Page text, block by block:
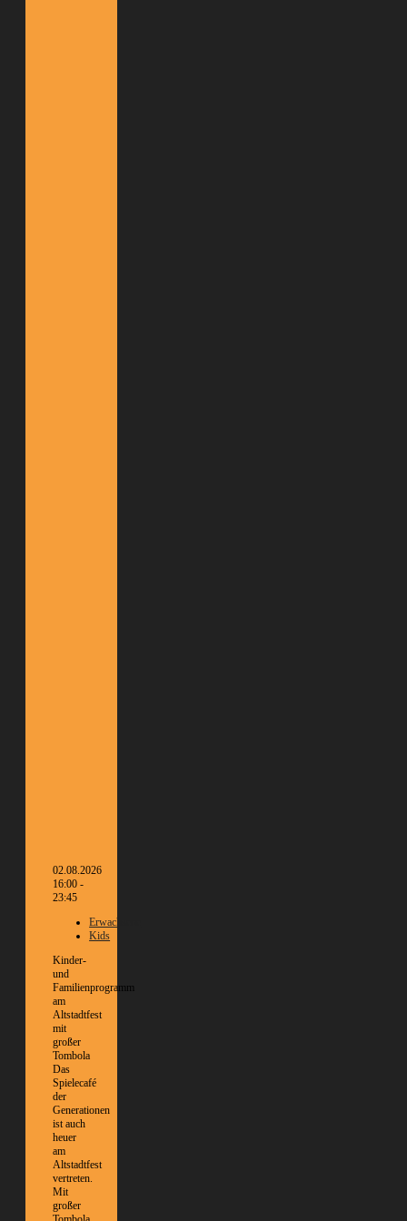
02.08.2026
16:00 -
23:45
Erwachsene
Kids
Kinder-
und
Familienprogramm
am
Altstadtfest
mit
großer
Tombola
Das
Spielecafé
der
Generationen
ist auch
heuer
am
Altstadtfest
vertreten.
Mit
großer